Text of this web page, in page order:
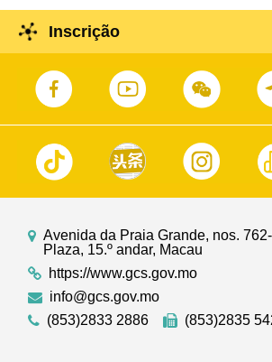
Inscrição
Avenida da Praia Grande, nos.
Plaza, 15.º andar, Macau
https://www.gcs.gov.mo
info@gcs.gov.mo
(853)2833 2886
(853)2835